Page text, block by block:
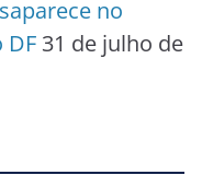
no
DF 31 de julho de